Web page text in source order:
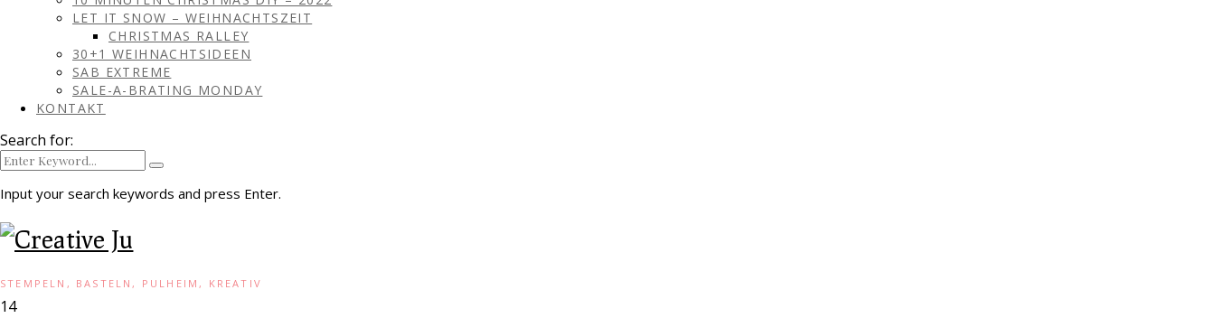
LET IT SNOW – WEIHNACHTSZEIT
CHRISTMAS RALLEY
30+1 WEIHNACHTSIDEEN
SAB EXTREME
SALE-A-BRATING MONDAY
KONTAKT
Search for:
Input your search keywords and press Enter.
STEMPELN, BASTELN, PULHEIM, KREATIV
14